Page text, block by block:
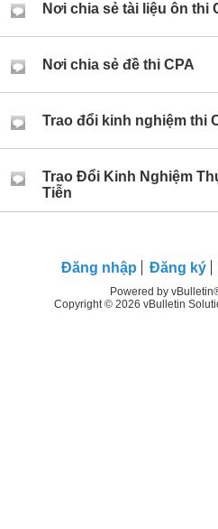
Nơi chia sẻ tài liệu ôn thi
Nơi chia sẻ đề thi CPA
Trao đổi kinh nghiệm thi
Trao Đổi Kinh Nghiệm
Tiễn
Ðăng nhập Đăng ký
Powered by
Copyright © 2026 vBulletin